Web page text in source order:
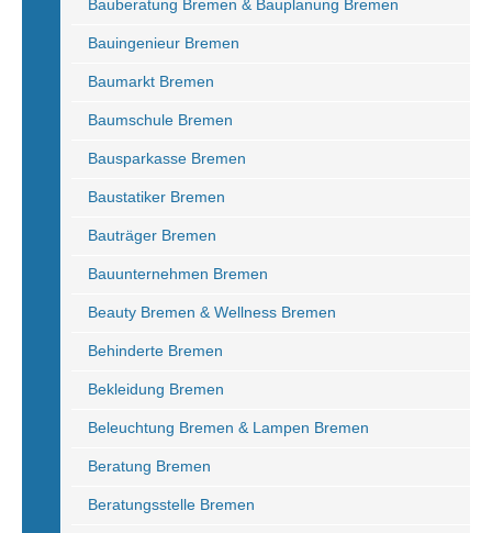
Bauberatung Bremen & Bauplanung Bremen
Bauingenieur Bremen
Baumarkt Bremen
Baumschule Bremen
Bausparkasse Bremen
Baustatiker Bremen
Bauträger Bremen
Bauunternehmen Bremen
Beauty Bremen & Wellness Bremen
Behinderte Bremen
Bekleidung Bremen
Beleuchtung Bremen & Lampen Bremen
Beratung Bremen
Beratungsstelle Bremen